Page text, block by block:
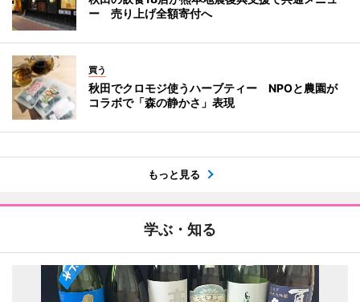
ー 売り上げ全額寄付へ
買う
秋田でクロモジ使うハーブティー NPOと農園が
コラボで「森の静かさ」表現
もっと見る
学ぶ・知る